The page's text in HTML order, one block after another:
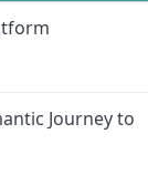
Journey to